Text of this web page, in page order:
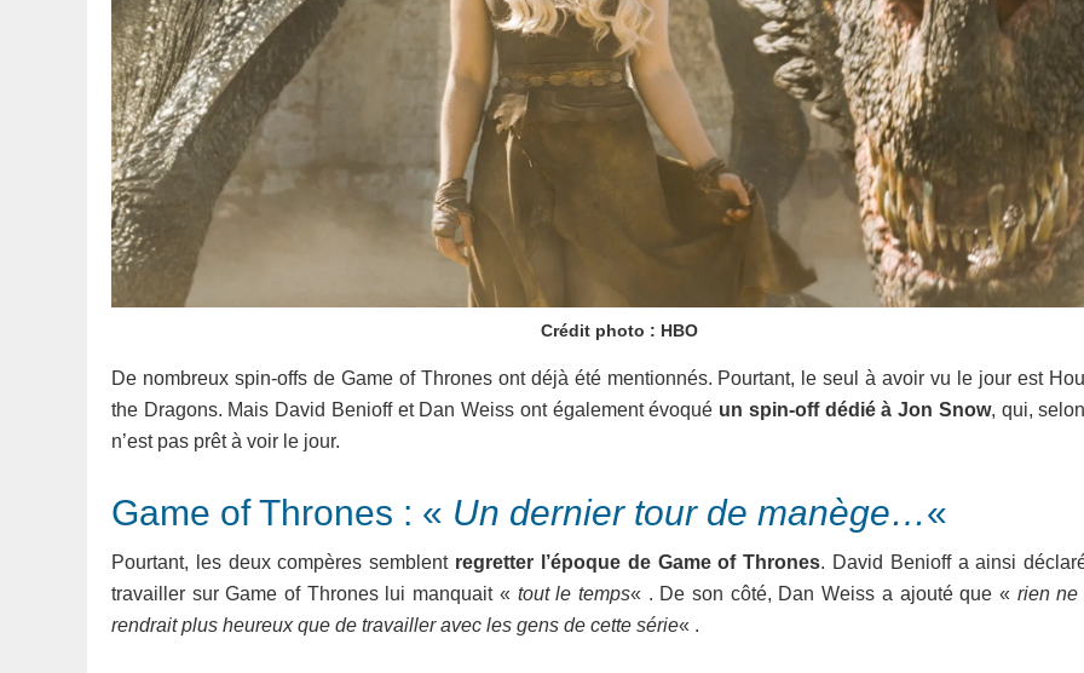
Crédit photo : HBO
De nombreux spin-offs de Game of Thrones ont déjà été mentionnés. Pourtant, le seul à avoir vu le jour est
the Dragons. Mais David Benioff et Dan Weiss ont également évoqué un spin-off dédié à Jon Snow, qui,
n’est pas prêt à voir le jour.
Game of Thrones : « Un dernier tour de manège…«
Pourtant, les deux compères semblent regretter l’époque de Game of Thrones. David Benioff a ainsi
travailler sur Game of Thrones lui manquait « tout le temps« . De son côté, Dan Weiss a ajouté que « rien ne
rendrait plus heureux que de travailler avec les gens de cette série« .